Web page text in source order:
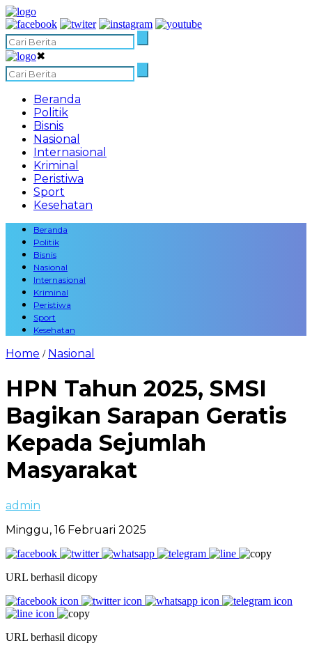
✖
Beranda
Politik
Bisnis
Nasional
Internasional
Kriminal
Peristiwa
Sport
Kesehatan
Beranda
Politik
Bisnis
Nasional
Internasional
Kriminal
Peristiwa
Sport
Kesehatan
Home / Nasional
HPN Tahun 2025, SMSI
Bagikan Sarapan Geratis
Kepada Sejumlah
Masyarakat
admin
Minggu, 16 Februari 2025
URL berhasil dicopy
URL berhasil dicopy